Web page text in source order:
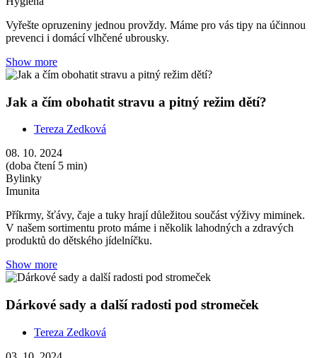
Vyřešte opruzeniny jednou provždy. Máme pro vás tipy na účinnou
prevenci i domácí vlhčené ubrousky.
Show more
Jak a čím obohatit stravu a pitný režim dětí?
Tereza Zedková
08. 10. 2024
(doba čtení 5 min)
Bylinky
Imunita
Příkrmy, šťávy, čaje a tuky hrají důležitou součást výživy miminek.
V našem sortimentu proto máme i několik lahodných a zdravých
produktů do dětského jídelníčku.
Show more
Dárkové sady a další radosti pod stromeček
Tereza Zedková